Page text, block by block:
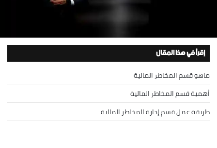
إقرأ في هذا المقال
ماهو قسم المخاطر المالية
أهمية قسم المخاطر المالية
طريقة عمل قسم إدارة المخاطر المالية